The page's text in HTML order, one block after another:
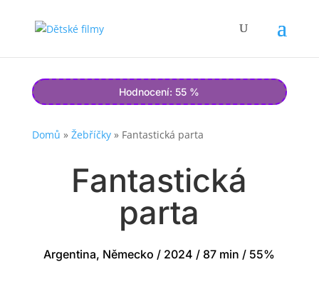
Hodnocení: 55 %
Domů » Žebříčky» Fantastická parta
Fantastická
parta
Argentina, Německo / 2024 / 87 min / 55%